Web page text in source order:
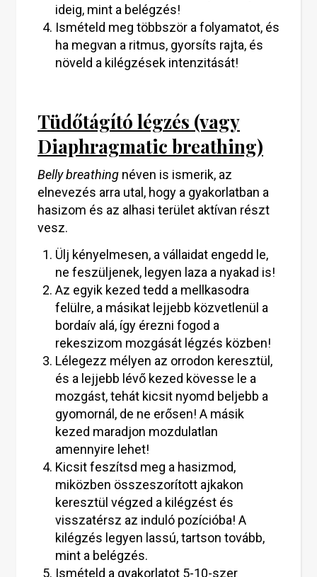
ideig, mint a belégzés!
Ismételd meg többször a folyamatot, és
ha megvan a ritmus, gyorsíts rajta, és
növeld a kilégzések intenzitását!
Tüdőtágító légzés (vagy
Diaphragmatic breathing)
Belly breathing néven is ismerik, az
elnevezés arra utal, hogy a gyakorlatban a
hasizom és az alhasi terület aktívan részt
vesz.
Ülj kényelmesen, a vállaidat engedd le,
ne feszüljenek, legyen laza a nyakad is!
Az egyik kezed tedd a mellkasodra
felülre, a másikat lejjebb közvetlenül a
bordaív alá, így érezni fogod a
rekeszizom mozgását légzés közben!
Lélegezz mélyen az orrodon keresztül,
és a lejjebb lévő kezed kövesse le a
mozgást, tehát kicsit nyomd beljebb a
gyomornál, de ne erősen! A másik
kezed maradjon mozdulatlan
amennyire lehet!
Kicsit feszítsd meg a hasizmod,
miközben összeszorított ajkakon
keresztül végzed a kilégzést és
visszatérsz az induló pozícióba! A
kilégzés legyen lassú, tartson tovább,
mint a belégzés.
Ismételd a gyakorlatot 5-10-szer